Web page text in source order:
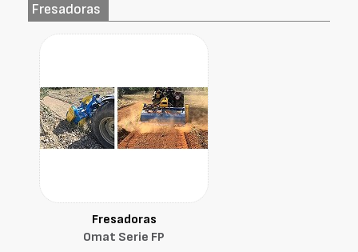
Fresadoras
Fresadoras
Omat Serie FP